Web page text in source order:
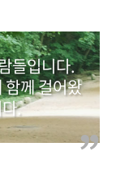
영상 기록물
들입니다.
함께 걸어왔
.